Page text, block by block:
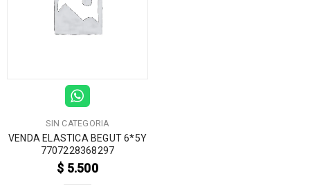
SIN CATEGORIA
VENDA ELASTICA BEGUT 6*5Y
7707228368297
$ 5.500